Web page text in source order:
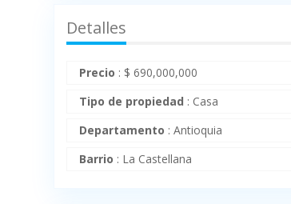
Detalles
Precio : $ 690,000,000
Tipo de propiedad : Casa
Departamento :Antioquia
Barrio : La Castellana